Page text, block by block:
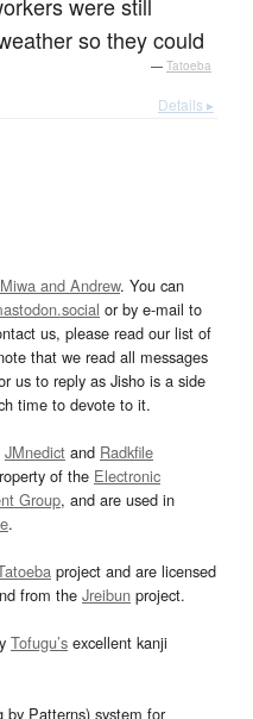
so they could
— Tatoeba
Details ▸
and Andrew. You can
or by e-mail to
us, please read our list of
that we read all messages
us to reply as Jisho is a side
time to devote to it.
JMnedict and Radkfile
of the Electronic
Group, and are used in
.
project and are licensed
from the Jreibun project.
Tofugu’s excellent kanji
Patterns) system for